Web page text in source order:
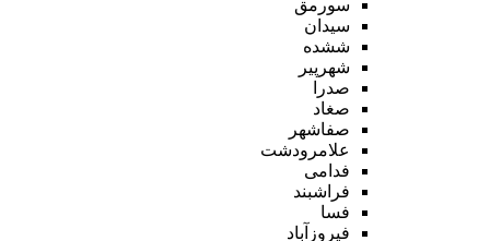
سورمق
سیدان
ششده
شهرپیر
صدرا
صغاد
صفاشهر
علامرودشت
فدامی
فراشبند
فسا
فیروزآباد